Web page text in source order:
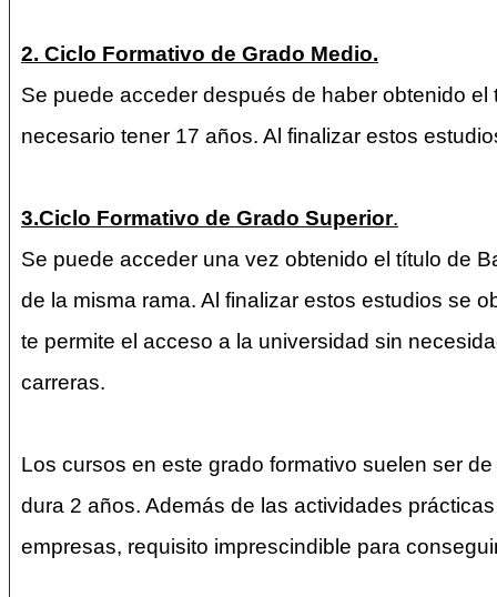
2. Ciclo Formativo de Grado Medio.
Se puede acceder después de haber obtenido
necesario tener 17 años. Al finalizar estos
3.Ciclo Formativo de Grado Superior.
Se puede acceder una vez obtenido el título de
de la misma rama. Al finalizar estos estudios se
te permite el acceso a la universidad sin
carreras.
Los cursos en este grado formativo suelen ser
dura 2 años. Además de las actividades
empresas, requisito imprescindible para